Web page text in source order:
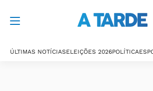
ÚLTIMAS NOTÍCIASELEIÇÕES 2026POLÍTICA